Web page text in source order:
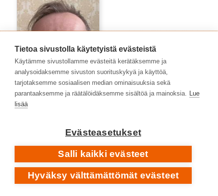
Tietoa sivustolla käytetyistä evästeistä
Käytämme sivustollamme evästeitä kerätäksemme ja
analysoidaksemme sivuston suorituskykyä ja käyttöä,
tarjotaksemme sosiaalisen median ominaisuuksia sekä
parantaaksemme ja räätälöidäksemme sisältöä ja mainoksia. Lue
lisää
Evästeasetukset
Salli kaikki evästeet
Hyväksy välttämättömät evästeet